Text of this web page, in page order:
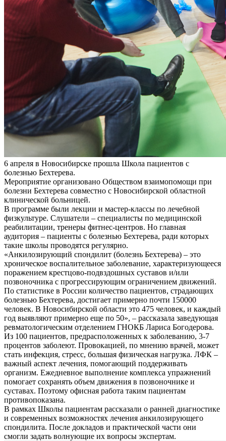
6 апреля в Новосибирске прошла Школа пациентов с
болезнью Бехтерева.
Мероприятие организовано Обществом взаимопомощи при
болезни Бехтерева совместно с Новосибирской областной
клинической больницей.
В программе были лекции и мастер-классы по лечебной
физкультуре. Слушатели – специалисты по медицинской
реабилитации, тренеры фитнес-центров. Но главная
аудитория – пациенты с болезнью Бехтерева, ради которых
такие школы проводятся регулярно.
«Анкилозирующий спондилит (болезнь Бехтерева) – это
хроническое воспалительное заболевание, характеризующееся
поражением крестцово-подвздошных суставов и/или
позвоночника с прогрессирующим ограничением движений.
По статистике в России количество пациентов, страдающих
болезнью Бехтерева, достигает примерно почти 150000
человек. В Новосибирской области это 475 человек, и каждый
год выявляют примерно еще по 50», – рассказала заведующая
ревматологическим отделением ГНОКБ Лариса Богодерова.
Из 100 пациентов, предрасположенных к заболеванию, 3-7
процентов заболеют. Провокацией, по мнению врачей, может
стать инфекция, стресс, большая физическая нагрузка. ЛФК –
важный аспект лечения, помогающий поддерживать
организм. Ежедневное выполнение комплекса упражнений
помогает сохранять объем движения в позвоночнике и
суставах. Поэтому офисная работа таким пациентам
противопоказана.
В рамках Школы пациентам рассказали о ранней диагностике
и современных возможностях лечения анкилозирующего
спондилита. После докладов и практической части они
смогли задать волнующие их вопросы экспертам.